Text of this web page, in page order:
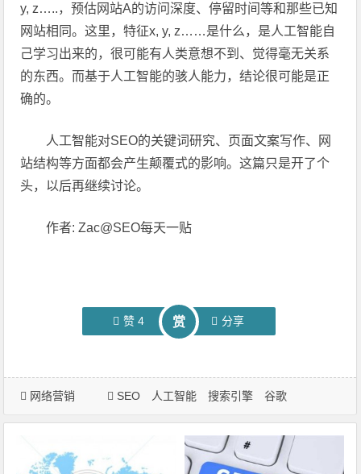
y, z…..，预估网站A的访问深度、停留时间等和那些已知
网站相同。这里，特征x, y, z……是什么，是人工智能自
己学习出来的，很可能有人类意想不到、觉得毫无关系
的东西。而基于人工智能的骇人能力，结论很可能是正
确的。
人工智能对SEO的关键词研究、页面文案写作、网
站结构等方面都会产生颠覆式的影响。这篇只是开了个
头，以后再继续讨论。
作者: Zac@SEO每天一贴
赞4 赏 分享
网络营销 SEO 人工智能 搜索引擎 谷歌